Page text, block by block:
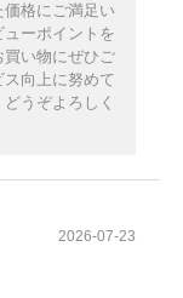
格にご満足い
ーポイントを
い物にぜひご
向上に努めて
うぞよろしく
2026-07-23